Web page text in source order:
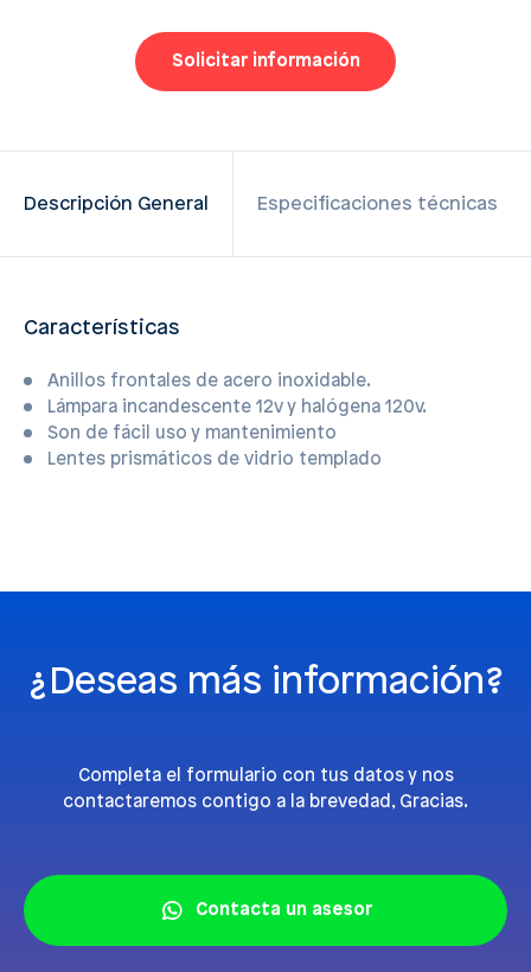
Solicitar información
Descripción General Especificaciones técnicas
Características
Anillos frontales de acero inoxidable.
Lámpara incandescente 12v y halógena 120v.
Son de fácil uso y mantenimiento
Lentes prismáticos de vidrio templado
¿Deseas más información?
Completa el formulario con tus datos y nos
contactaremos contigo a la brevedad, Gracias.
Contacta un asesor